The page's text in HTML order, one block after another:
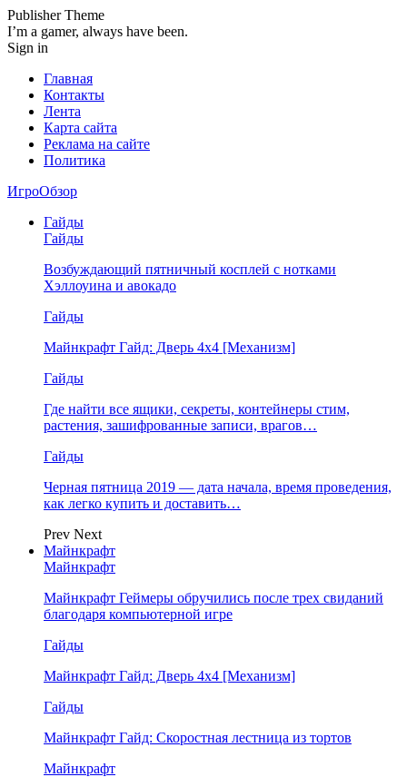
Publisher Theme
I’m a gamer, always have been.
Sign in
Главная
Контакты
Лента
Карта сайта
Реклама на сайте
Политика
ИгроОбзор
Гайды
Гайды
Возбуждающий пятничный косплей с нотками
Хэллоуина и авокадо
Гайды
Майнкрафт Гайд: Дверь 4х4 [Механизм]
Гайды
Где найти все ящики, секреты, контейнеры стим,
растения, зашифрованные записи, врагов…
Гайды
Черная пятница 2019 — дата начала, время проведения,
как легко купить и доставить…
Prev Next
Майнкрафт
Майнкрафт
Майнкрафт Геймеры обручились после трех свиданий
благодаря компьютерной игре
Гайды
Майнкрафт Гайд: Дверь 4х4 [Механизм]
Гайды
Майнкрафт Гайд: Скоростная лестница из тортов
Майнкрафт